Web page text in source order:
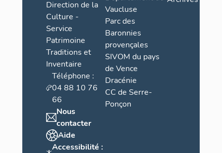
Direction de la
Culture -
Service
Patrimoine
Traditions et
Inventaire
Téléphone :
04 88 10 76
66
Nous
contacter
Aide
Accessibilité :
Vaucluse
Parc des
Baronnies
provençales
SIVOM du pays
de Vence
Dracénie
CC de Serre-
Ponçon